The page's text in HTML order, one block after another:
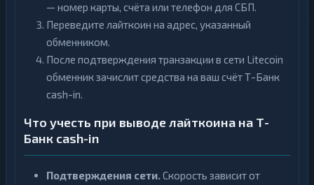
— номер карты, счёта или телефон для СБП.
Переведите лайткоин на адрес, указанный
обменником.
После подтверждения транзакции в сети Litecoin
обменник зачислит средства на ваш счёт Т-Банк
cash-in.
Что учесть при выводе лайткоина на Т-
Банк cash-in
Подтверждения сети.Скорость зависит от